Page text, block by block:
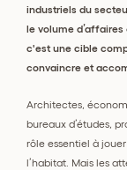
industriels du
le volume
c'est une cible
convaincre et
Architectes,
bureaux d’études,
rôle essentiel à
l’habitat. Mais les